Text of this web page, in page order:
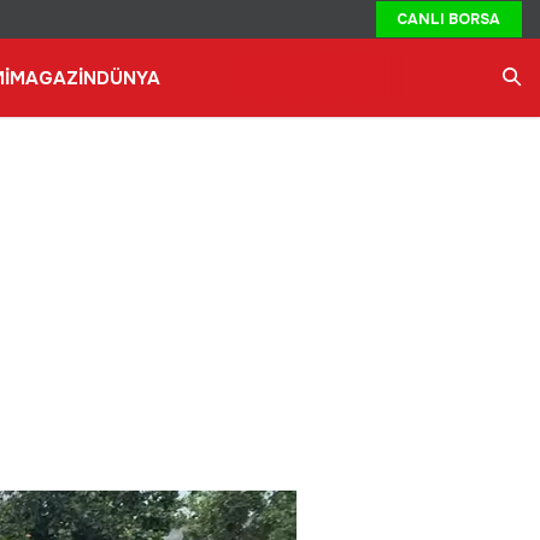
CANLI BORSA
MAGAZİNDÜNYA